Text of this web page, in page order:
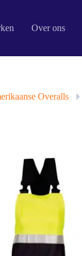
Over ons
Overalls »